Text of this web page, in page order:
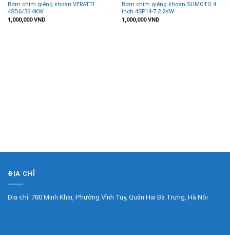
Bơm chìm giếng khoan VERATTI
4SD6/36 4KW
1,000,000VND
Bơm chìm giếng khoan SUMOTO 4
inch 4SP14-7 2.2KW
1,000,000VND
ĐỊA CHỈ
Địa chỉ: 780 Minh Khai, Phường Vĩnh Tuy, Quận Hai Bà Trưng, Hà Nội